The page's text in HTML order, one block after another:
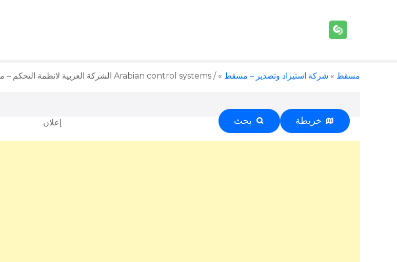
مسقط » شركة استيراد وتصدير – مسقط »/ Arabian control systems الشركة العربية لانظمة التحكم – مسقط – +968 24 592789
خريطة بحث إعلان